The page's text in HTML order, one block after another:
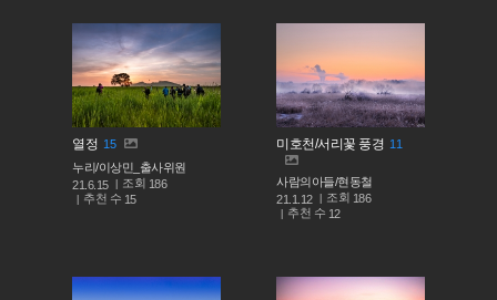
열정 15
누리/이상민_출사위원
21.6.15
조회 186
추천 수 15
미호천/서리꽃 풍경 11
사람의아들/현동철
21.1.12
조회 186
추천 수 12